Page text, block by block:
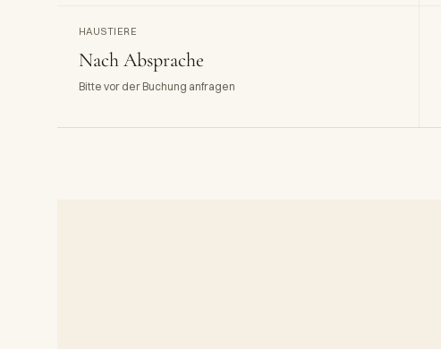
HAUSTIERE
Nach Absprache
Bitte vor der Buchung anfragen